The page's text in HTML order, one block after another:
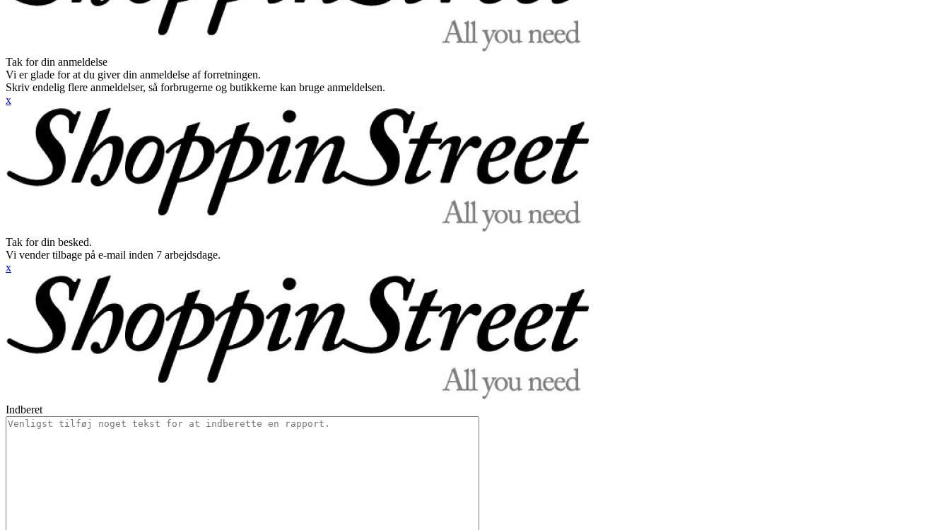
Tak for din anmeldelse
Vi er glade for at du giver din anmeldelse af forretningen.
Skriv endelig flere anmeldelser, så forbrugerne og butikkerne kan bruge anmeldelsen.
x
Tak for din besked.
Vi vender tilbage på e-mail inden 7 arbejdsdage.
x
Indberet